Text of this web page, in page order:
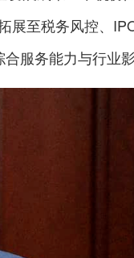
展至税务风控、
服务能力与行业影